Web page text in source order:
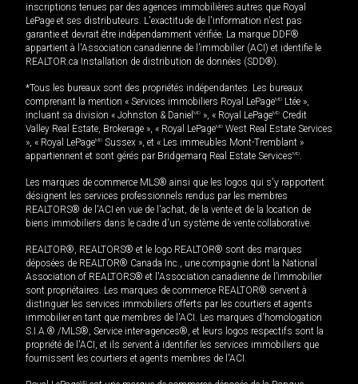
inscriptions tenues par des agences immobilières autres que Royal
LePage et ses distributeurs. L'exactitude de l'information n'est pas
garantie et devrait être indépendamment vérifiée. La marque DDF®
appartient à l'Association canadienne de l’immobilier (ACI) et identifie le
REALTOR.ca Installation de distribution de données (SDD®).
*Tous les bureaux sont des propriétés indépendantes. Les bureaux
comprenant la mention « Services immobiliers Royal LePageMD Ltée »,
incluant sa division « Johnston & Daniel MD », « Royal LePageMD Credit
Valley Real Estate, Brokerage », « Royal LePageMD West Real Estate Services
», « Royal LePageMD Sussex », et « Les immeubles Mont-Tremblant »
appartiennent et sont gérés par Bridgemarq Real Estate ServicesMD
Les marques de commerce MLS® ainsi que les logos qui s'y rapportent
désignent les services professionnels rendus par les membres
REALTORS® de l'ACI en vue de l'achat, de la vente et de la location de
biens immobiliers dans le cadre d'un système de vente collaborative.
REALTOR®, REALTORS® et le logo REALTOR® sont des marques
déposées de REALTOR® Canada Inc., une compagnie dont la National
Association of REALTORS® et l'Association canadienne de l’immobilier
sont propriétaires. Les marques de commerce REALTOR® servent à
distinguer les services immobiliers offerts par les courtiers et agents
immobilier en tant que membres de l'ACI. Les marques d'homologation
S.I.A.® /MLS®, Service inter-agences®, et leurs logos respectifs sont la
propriété de l'ACI, et ils servent à identifier les services immobiliers que
fournissent les courtiers et agents membres de l'ACI.
MD